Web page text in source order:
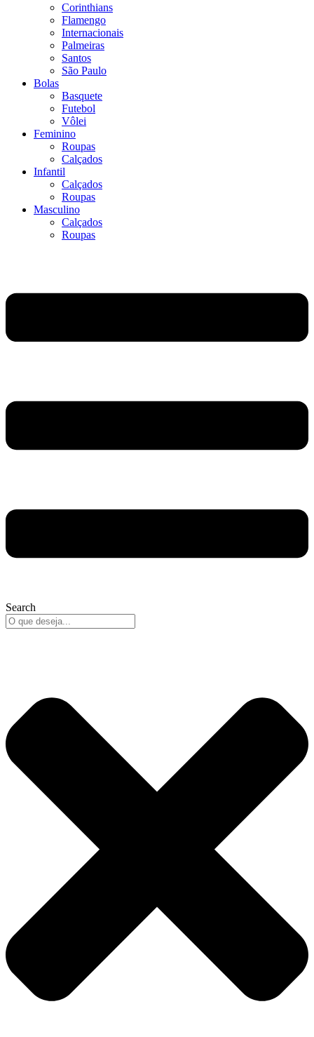
Corinthians
Flamengo
Internacionais
Palmeiras
Santos
São Paulo
Bolas
Basquete
Futebol
Vôlei
Feminino
Roupas
Calçados
Infantil
Calçados
Roupas
Masculino
Calçados
Roupas
Search